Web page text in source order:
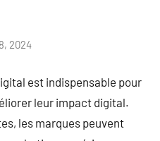
2024
est indispensable pour
leur impact digital.
les marques peuvent